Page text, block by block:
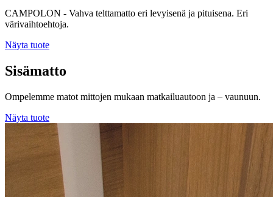
CAMPOLON - Vahva telttamatto eri levyisenä ja pituisena. Eri
värivaihtoehtoja.
Näyta tuote
Sisämatto
Ompelemme matot mittojen mukaan matkailuautoon ja – vaunuun.
Näyta tuote